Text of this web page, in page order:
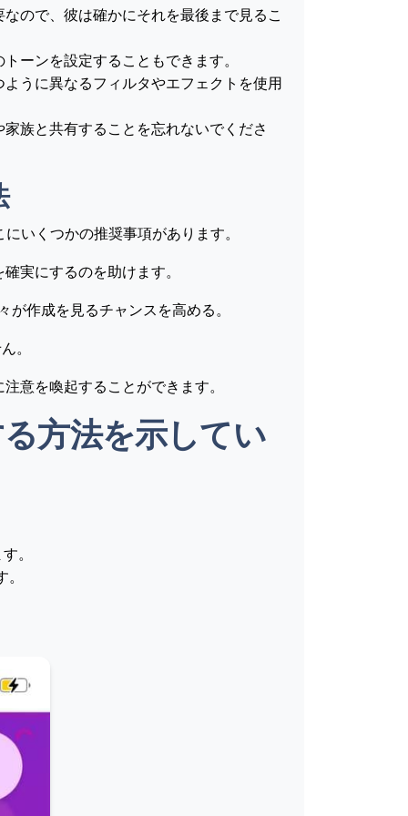
ので、彼は確かにそれを最後まで見るこ
ーンを設定することもできます。
うに異なるフィルタやエフェクトを使用
族と共有することを忘れないでくださ
いくつかの推奨事項があります。
実にするのを助けます。
作成を見るチャンスを高める。
。
意を喚起することができます。
方法を示してい
。